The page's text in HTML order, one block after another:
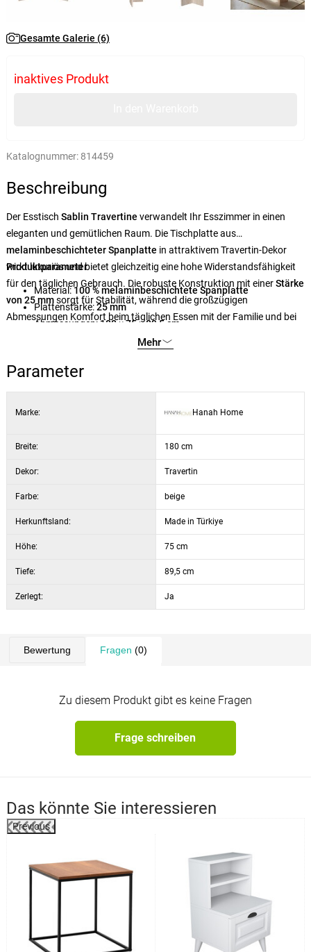
Gesamte Galerie (6)
inaktives Produkt
Katalognummer: 814459
Beschreibung
Der Esstisch Sablin Travertine verwandelt Ihr Esszimmer in einen
eleganten und gemütlichen Raum. Die Tischplatte aus
melaminbeschichteter Spanplatte in attraktivem Travertin-Dekor
wirkt luxuriös und bietet gleichzeitig eine hohe Widerstandsfähigkeit
für den täglichen Gebrauch. Die robuste Konstruktion mit einerStärke
von 25 mmsorgt für Stabilität, während die großzügigen
Abmessungen Komfort beim täglichen Essen mit der Familie und bei
Tisches passt wunderbar zu modernen und skandinavischen
Innenräumen.
Produktparameter
Material:100 % melaminbeschichtete Spanplatte
Plattenstärke:25 mm
Abmessungen:180 × 75 × 89,5 cm
Mehr
Parameter
Marke: Hanah Home
Breite: 180 cm
Dekor: Travertin
Farbe: beige
Herkunftsland: Made in Türkiye
Höhe: 75 cm
Tiefe: 89,5 cm
Zerlegt: Ja
Bewertung Fragen (0)
Zu diesem Produkt gibt es keine Fragen
Frage schreiben
Das könnte Sie interessieren
Previous